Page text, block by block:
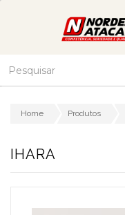
Home Produtos
IHARA